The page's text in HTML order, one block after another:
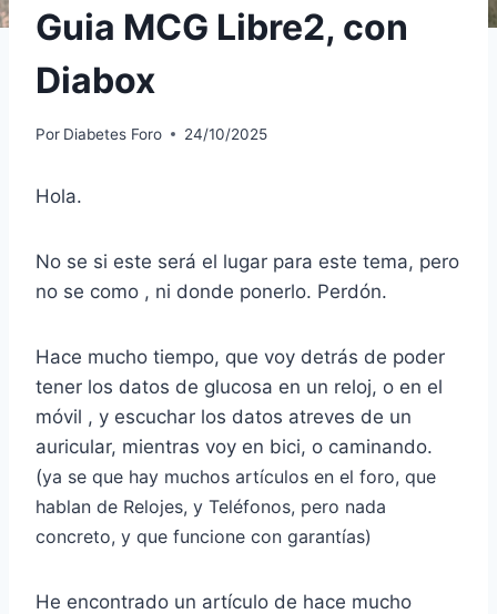
Guia MCG Libre2, con
Diabox
Por Diabetes Foro 24/10/2025
Hola.
No se si este será el lugar para este tema, pero
no se como , ni donde ponerlo. Perdón.
Hace mucho tiempo, que voy detrás de poder
tener los datos de glucosa en un reloj, o en el
móvil , y escuchar los datos atreves de un
auricular, mientras voy en bici, o caminando.
(ya se que hay muchos artículos en el foro, que
hablan de Relojes, y Teléfonos, pero nada
concreto, y que funcione con garantías)
He encontrado un artículo de hace mucho